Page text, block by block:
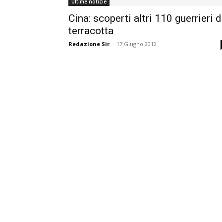
Ultime notizie
Cina: scoperti altri 110 guerrieri
terracotta
Redazione Sir - 17 Giugno 2012